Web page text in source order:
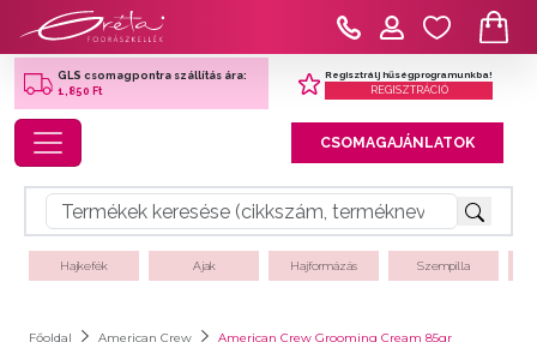
GLS csomagpontra szállítás ára:
1,850 Ft
Regisztrálj hűségprogramunkba!
REGISZTRÁCIÓ
Toggle navigation CSOMAGAJÁNLATOK
Hajkefék Ajak Hajformázás Szempilla
Főoldal American Crew American Crew Grooming Cream 85gr